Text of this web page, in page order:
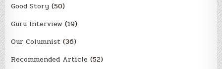
Good Story (50)
Guru Interview (19)
Our Columnist (36)
Recommended Article (52)